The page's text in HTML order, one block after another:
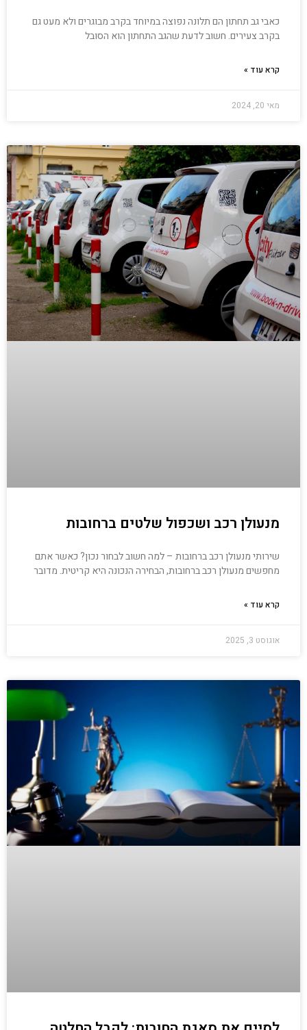
כאבי גב תחתון הם תלונה נפוצה במיוחד בקרב מבוגרים ולא מעט גם
בקרב צעירים. חשוב לדעת שהגב התחתון הוא הסובל
קרא עוד »
מאי 20, 2024
מנעולן רכב ושכפול שלטים ברחובות
שירותי מנעולן רכב ברחובות – למה חשוב לבחור נכון? כאשר אתם
מחפשים מנעולן רכב ברחובות, הבחירה הנכונה היא קריטית. מדובר
קרא עוד »
אוגוסט 3, 2025